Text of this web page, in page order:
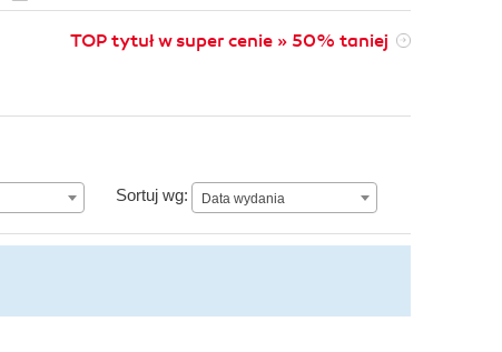
TOP tytuł w super cenie » 50% taniej
Sortuj wg: Data wydania
Data wydania